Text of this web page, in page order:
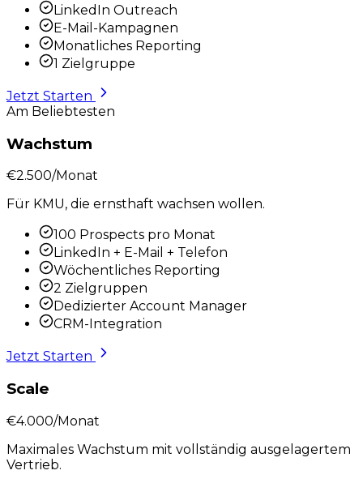
LinkedIn Outreach
E-Mail-Kampagnen
Monatliches Reporting
1 Zielgruppe
Jetzt Starten
Am Beliebtesten
Wachstum
€2.500/Monat
Für KMU, die ernsthaft wachsen wollen.
100 Prospects pro Monat
LinkedIn + E-Mail + Telefon
Wöchentliches Reporting
2 Zielgruppen
Dedizierter Account Manager
CRM-Integration
Jetzt Starten
Scale
€4.000/Monat
Maximales Wachstum mit vollständig ausgelagertem
Vertrieb.